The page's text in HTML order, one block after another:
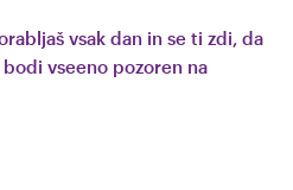
vsak dan in se ti zdi, da
vseeno pozoren na